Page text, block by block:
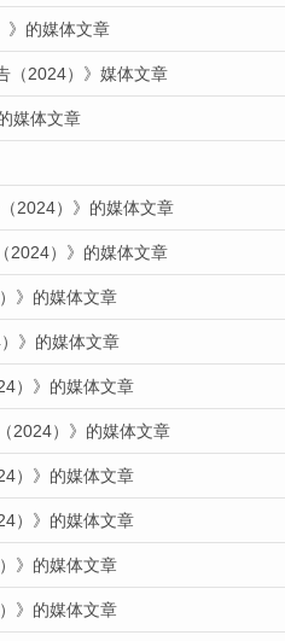
》的媒体文章
（2024）》媒体文章
媒体文章
2024）》的媒体文章
2024）》的媒体文章
》的媒体文章
》的媒体文章
）》的媒体文章
2024）》的媒体文章
）》的媒体文章
）》的媒体文章
》的媒体文章
》的媒体文章